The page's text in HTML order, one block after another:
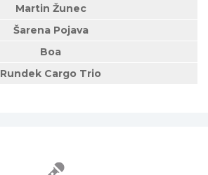
Martin Žunec
Šarena Pojava
Boa
Rundek Cargo Trio